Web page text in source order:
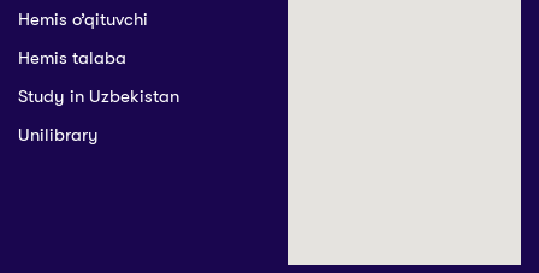
Hemis o’qituvchi
Hemis talaba
Study in Uzbekistan
Unilibrary